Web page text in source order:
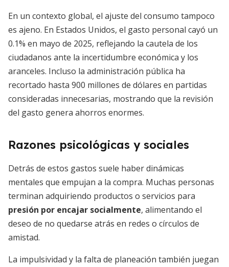
En un contexto global, el ajuste del consumo tampoco
es ajeno. En Estados Unidos, el gasto personal cayó un
0.1% en mayo de 2025, reflejando la cautela de los
ciudadanos ante la incertidumbre económica y los
aranceles. Incluso la administración pública ha
recortado hasta 900 millones de dólares en partidas
consideradas innecesarias, mostrando que la revisión
del gasto genera ahorros enormes.
Razones psicológicas y sociales
Detrás de estos gastos suele haber dinámicas
mentales que empujan a la compra. Muchas personas
terminan adquiriendo productos o servicios para
presión por encajar socialmente, alimentando el
deseo de no quedarse atrás en redes o círculos de
amistad.
La impulsividad y la falta de planeación también juegan